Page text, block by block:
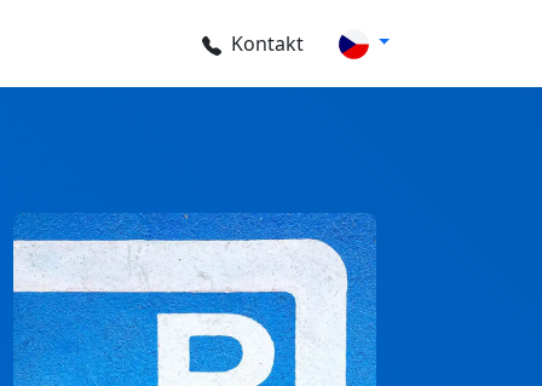
Kontakt